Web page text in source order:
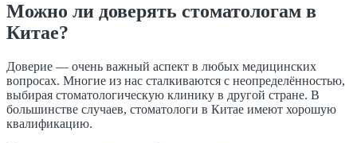
Можно ли доверять стоматологам в
Китае?
Доверие — очень важный аспект в любых медицинских
вопросах. Многие из нас сталкиваются с неопределённостью,
выбирая стоматологическую клинику в другой стране. В
большинстве случаев, стоматологи в Китае имеют хорошую
квалификацию.